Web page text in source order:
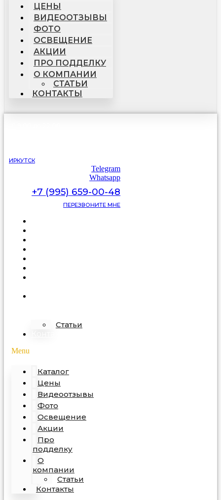
ЦЕНЫ
ВИДЕООТЗЫВЫ
ФОТО
ОСВЕЩЕНИЕ
АКЦИИ
ПРО ПОДДЕЛКУ
О КОМПАНИИ
СТАТЬИ
КОНТАКТЫ
ИРКУТСК
Telegram
Whatsapp
+7 (995) 659-00-48
ПЕРЕЗВОНИТЕ МНЕ
Статьи
Menu
Каталог
Цены
Видеоотзывы
Фото
Освещение
Акции
Про
подделку
О
компании
Статьи
Контакты